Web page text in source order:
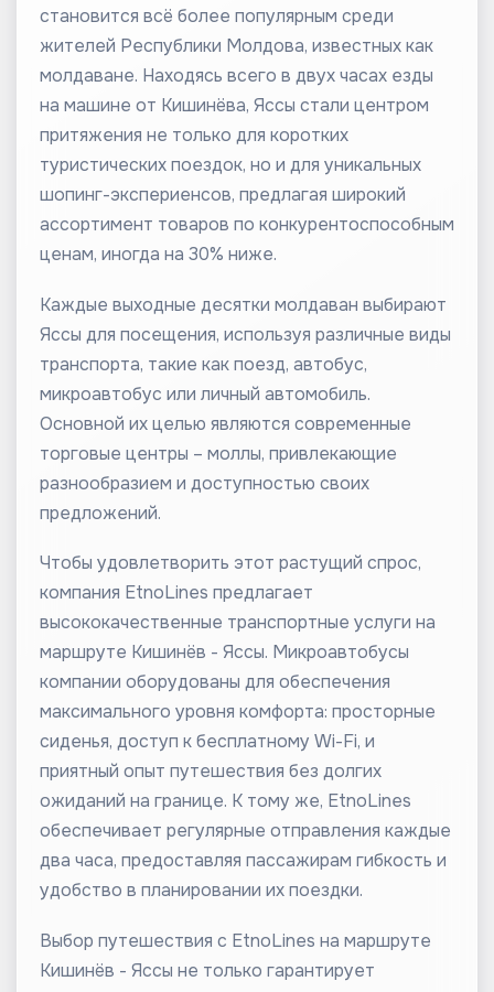
становится всё более популярным среди
жителей Республики Молдова, известных как
молдаване. Находясь всего в двух часах езды
на машине от Кишинёва, Яссы стали центром
притяжения не только для коротких
туристических поездок, но и для уникальных
шопинг-экспериенсов, предлагая широкий
ассортимент товаров по конкурентоспособным
ценам, иногда на 30% ниже.
Каждые выходные десятки молдаван выбирают
Яссы для посещения, используя различные виды
транспорта, такие как поезд, автобус,
микроавтобус или личный автомобиль.
Основной их целью являются современные
торговые центры – моллы, привлекающие
разнообразием и доступностью своих
предложений.
Чтобы удовлетворить этот растущий спрос,
компания EtnoLines предлагает
высококачественные транспортные услуги на
маршруте Кишинёв - Яссы. Микроавтобусы
компании оборудованы для обеспечения
максимального уровня комфорта: просторные
сиденья, доступ к бесплатному Wi-Fi, и
приятный опыт путешествия без долгих
ожиданий на границе. К тому же, EtnoLines
обеспечивает регулярные отправления каждые
два часа, предоставляя пассажирам гибкость и
удобство в планировании их поездки.
Выбор путешествия с EtnoLines на маршруте
Кишинёв - Яссы не только гарантирует